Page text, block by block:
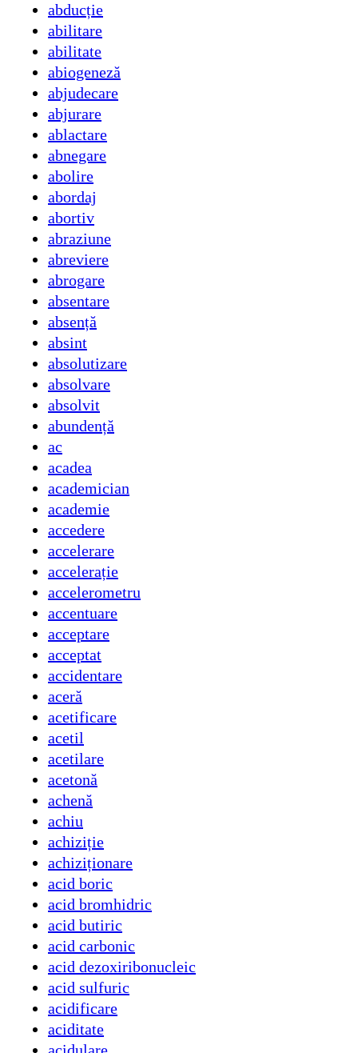
abducție
abilitare
abilitate
abiogeneză
abjudecare
abjurare
ablactare
abnegare
abolire
abordaj
abortiv
abraziune
abreviere
abrogare
absentare
absență
absint
absolutizare
absolvare
absolvit
abundență
ac
acadea
academician
academie
accedere
accelerare
accelerație
accelerometru
accentuare
acceptare
acceptat
accidentare
aceră
acetificare
acetil
acetilare
acetonă
achenă
achiu
achiziție
achiziționare
acid boric
acid bromhidric
acid butiric
acid carbonic
acid dezoxiribonucleic
acid sulfuric
acidificare
aciditate